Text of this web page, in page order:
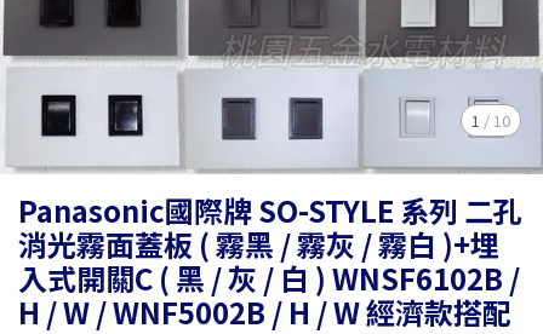
1 / 10
Panasonic國際牌 SO-STYLE 系列 二孔
消光霧面蓋板 ( 霧黑 / 霧灰 / 霧白 )+埋
入式開關C ( 黑 / 灰 / 白 ) WNSF6102B /
H / W / WNF5002B / H / W 經濟款搭配